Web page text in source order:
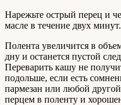
Нарежьте острый перец и
масле в течение двух минут.
Полента увеличится в
дну и останется пустой
Переварить кашу не
подольше, если есть
пармезан или любой
перцем в поленту и